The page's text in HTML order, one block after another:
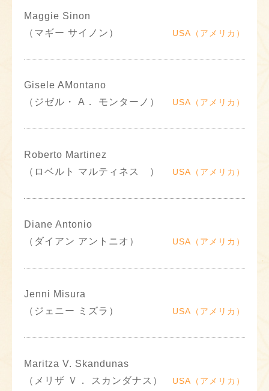
Maggie Sinon
（マギー サイノン）
USA（アメリカ）
Gisele AMontano
（ジゼル・ A． モンターノ）
USA（アメリカ）
Roberto Martinez
（ロベルト マルティネス ）
USA（アメリカ）
Diane Antonio
（ダイアン アントニオ）
USA（アメリカ）
Jenni Misura
（ジェニー ミズラ）
USA（アメリカ）
Maritza V. Skandunas
（メリザ Ｖ． スカンダナス）
USA（アメリカ）